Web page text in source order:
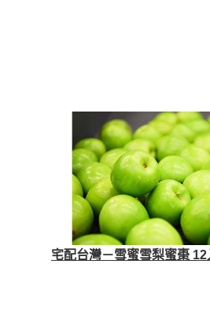
宅配台灣－雪蜜雪梨蜜棗